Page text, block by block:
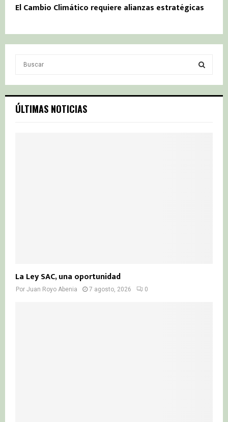
El Cambio Climático requiere alianzas estratégicas
c
h
S
ÚLTIMAS NOTICIAS
La Ley SAC, una oportunidad
Por Juan Royo Abenia 7 agosto, 2026 0